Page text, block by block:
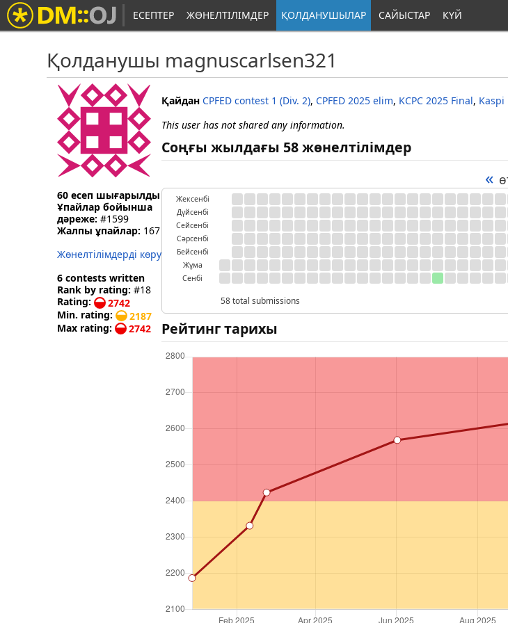
ЕСЕПТЕР ЖӨНЕЛТІЛІМДЕР ҚОЛДАНУШЫЛАР САЙЫСТАР КҮЙ
Қолданушы magnuscarlsen321
60 есеп шығарылды
Ұпайлар бойынша
дәреже: #1599
Жалпы ұпайлар: 167
Жөнелтілімдерді көру
6 contests written
Rank by rating: #18
Rating:
2742
Min. rating:
2187
Max rating:
2742
Қайдан CPFED contest 1 (Div. 2), CPFED 2025 elim, KCPC 2025 Final, Kaspi
This user has not shared any information.
Соңғы жылдағы 58 жөнелтілімдер
«
Жексенбі
Дүйсенбі
Сейсенбі
Сәрсенбі
Бейсенбі
Жұма
Сенбі
58 total submissions
Рейтинг тарихы